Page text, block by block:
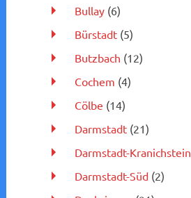
Bullay(6)
Bürstadt(5)
Butzbach (12)
Cochem (4)
Cölbe (14)
Darmstadt(21)
Darmstadt-Kranichstein
Darmstadt-Süd(2)